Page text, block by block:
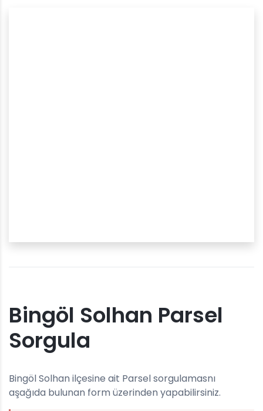
Bingöl Solhan Parsel
Sorgula
Bingöl Solhan ilçesine ait Parsel sorgulamasnı
aşağıda bulunan form üzerinden yapabilirsiniz.